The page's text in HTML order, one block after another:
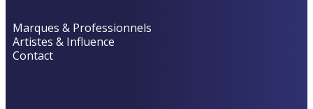
Marques & Professionnels
Artistes & Influence
Contact